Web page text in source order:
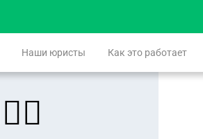
Наши юристы Как это работает